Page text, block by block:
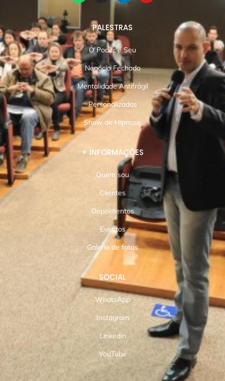
PALESTRAS
O Poder é Seu
Negócio Fechado
Mentalidade Antifrágil
Personalizadas
Show de Hipnose
+ INFORMAÇÕES
Quem sou
Clientes
Depoimentos
Eventos
Galeria de fotos
SOCIAL
WhatsApp
Instagram
Linkedin
YouTube